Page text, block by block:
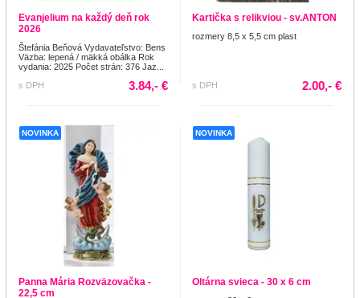
Evanjelium na každý deň rok
2026
Štefánia Beňová Vydavateľstvo: Bens
Väzba: lepená / mäkká obálka Rok
vydania: 2025 Počet strán: 376 Jaz...
s DPH
3.84,- €
Kartička s relikviou - sv.ANTON
rozmery 8,5 x 5,5 cm plast
s DPH 2.00,- €
NOVINKA
Panna Mária Rozväzovačka -
22,5 cm
NOVINKA
Oltárna svieca - 30 x 6 cm